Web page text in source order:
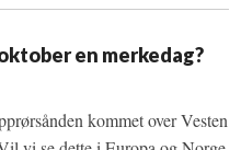
en merkedag?
kommet over Vesten